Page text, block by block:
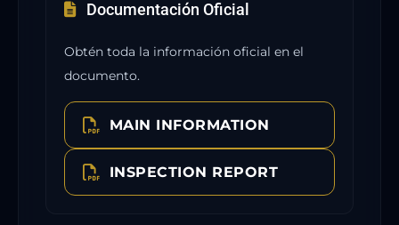
Documentación Oficial
Obtén toda la información oficial en el
documento.
MAIN INFORMATION
INSPECTION REPORT